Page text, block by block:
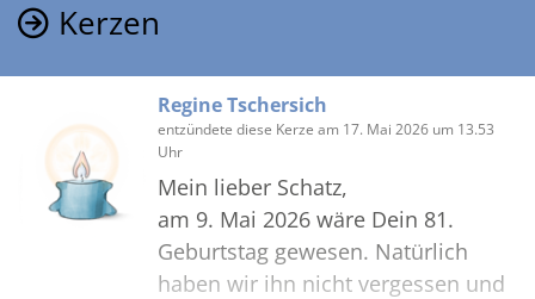
Kerzen
Regine Tschersich
entzündete diese Kerze am 17. Mai 2026 um 13.53
Uhr
Mein lieber Schatz,
am 9. Mai 2026 wäre Dein 81.
Geburtstag gewesen. Natürlich
haben wir ihn nicht vergessen und